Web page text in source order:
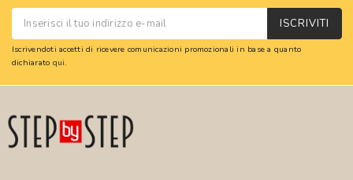
ISCRIVITI
Iscrivendoti accetti di ricevere comunicazioni promozionali in base a quanto
dichiarato qui.